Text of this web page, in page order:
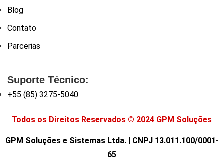
Blog
Contato
Parcerias
Suporte Técnico:
+55 (85) 3275-5040
Todos os Direitos Reservados © 2024 GPM Soluções
GPM Soluções e Sistemas Ltda. | CNPJ 13.011.100/0001-
65